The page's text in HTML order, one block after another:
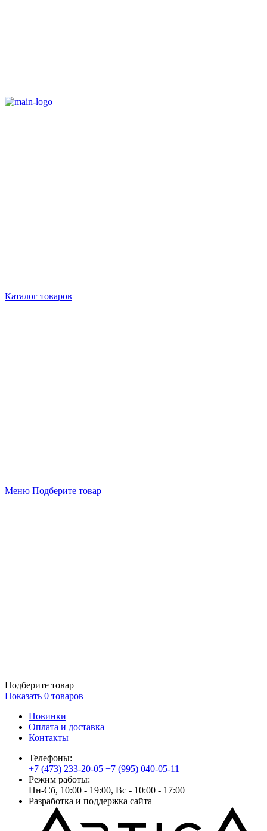
Каталог товаров
Меню Подберите товар
Подберите товар
Показать 0 товаров
Новинки
Оплата и доставка
Контакты
Телефоны:
+7 (473) 233-20-05 +7 (995) 040-05-11
Режим работы:
Пн-Сб, 10:00 - 19:00, Вс - 10:00 - 17:00
Разработка и поддержка сайта —